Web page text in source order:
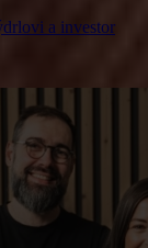
a investor